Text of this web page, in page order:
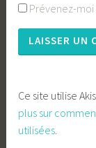
Prévenez-moi
Ce site utilise
plus sur
utilisées